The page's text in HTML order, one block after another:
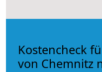
Kostencheck
von Chemnitz